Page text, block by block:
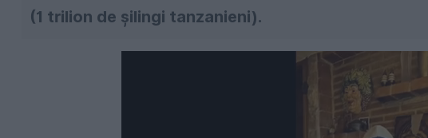
(1 trilion de şilingi tanzanieni).